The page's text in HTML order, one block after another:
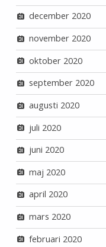
december 2020
november 2020
oktober 2020
september 2020
augusti 2020
juli 2020
juni 2020
maj 2020
april 2020
mars 2020
februari 2020